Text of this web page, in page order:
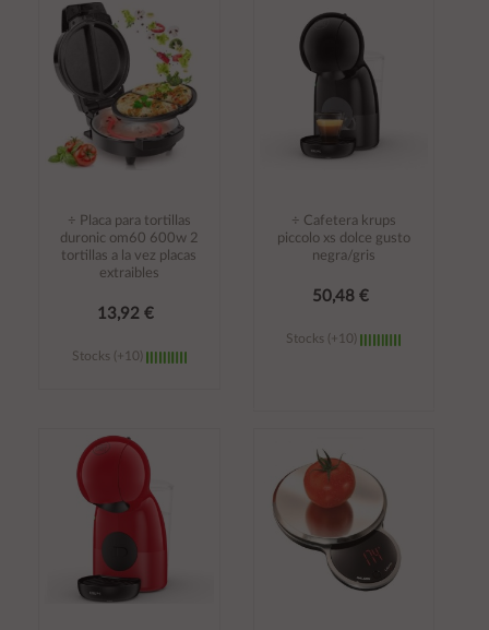
÷ Placa para tortillas
duronic om60 600w 2
tortillas a la vez placas
extraibles
13,92 €
Stocks (+10)
carrito
÷ Cafetera krups
piccolo xs dolce gusto
negra/gris
50,48 €
Stocks (+10)
carrito